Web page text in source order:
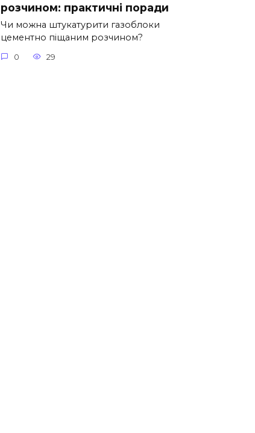
розчином: практичні поради
Чи можна штукатурити газоблоки
цементно піщаним розчином?
0 29